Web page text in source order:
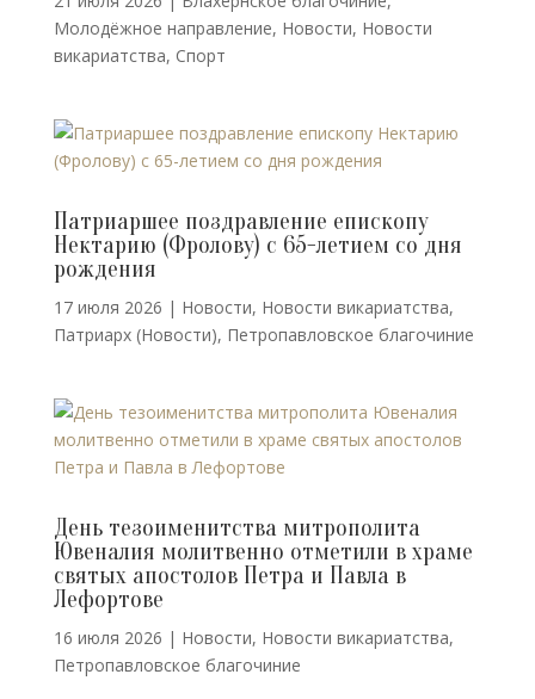
Молодёжное направление, Новости, Новости
викариатства, Спорт
Патриаршее поздравление епископу
Нектарию (Фролову) с 65-летием со дня
рождения
17 июля 2026 | Новости, Новости викариатства,
Патриарх (Новости), Петропавловское благочиние
День тезоименитства митрополита
Ювеналия молитвенно отметили в храме
святых апостолов Петра и Павла в
Лефортове
16 июля 2026 | Новости, Новости викариатства,
Петропавловское благочиние